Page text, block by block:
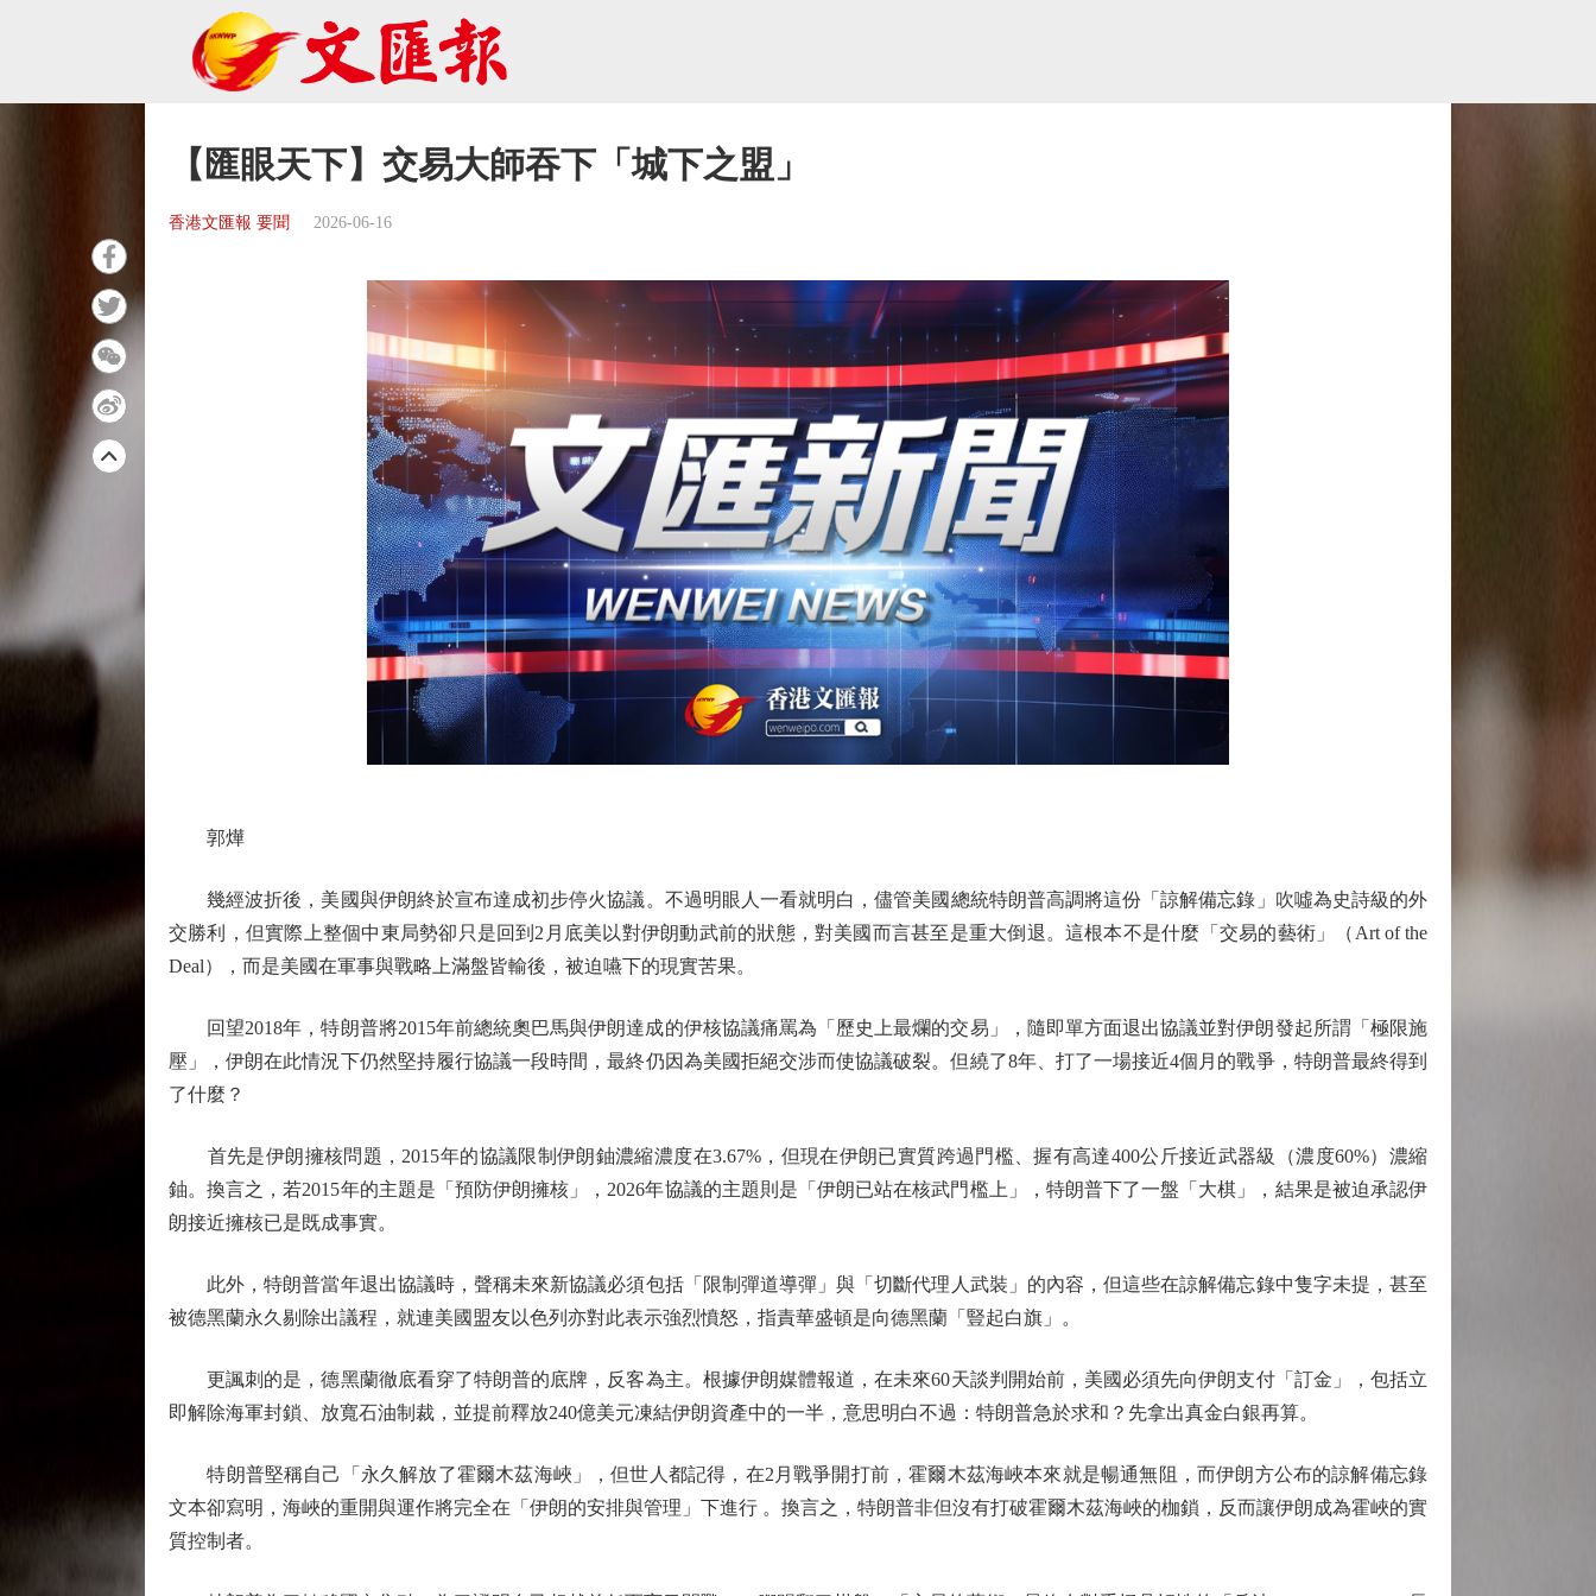
【匯眼天下】交易大師吞下「城下之盟」
香港文匯報 要聞 2026-06-16
郭燁
幾經波折後，美國與伊朗終於宣布達成初步停火協議。不過明眼人一看就明白，儘管美國總統特朗普高調將這份「諒解備忘錄」吹噓為史詩級的外
交勝利，但實際上整個中東局勢卻只是回到2月底美以對伊朗動武前的狀態，對美國而言甚至是重大倒退。這根本不是什麼「交易的藝術」（Art of the
Deal），而是美國在軍事與戰略上滿盤皆輸後，被迫嚥下的現實苦果。
回望2018年，特朗普將2015年前總統奧巴馬與伊朗達成的伊核協議痛罵為「歷史上最爛的交易」，隨即單方面退出協議並對伊朗發起所謂「極限施
壓」，伊朗在此情況下仍然堅持履行協議一段時間，最終仍因為美國拒絕交涉而使協議破裂。但繞了8年、打了一場接近4個月的戰爭，特朗普最終得到
了什麼？
首先是伊朗擁核問題，2015年的協議限制伊朗鈾濃縮濃度在3.67%，但現在伊朗已實質跨過門檻、握有高達400公斤接近武器級（濃度60%）濃縮
鈾。換言之，若2015年的主題是「預防伊朗擁核」，2026年協議的主題則是「伊朗已站在核武門檻上」，特朗普下了一盤「大棋」，結果是被迫承認伊
朗接近擁核已是既成事實。
此外，特朗普當年退出協議時，聲稱未來新協議必須包括「限制彈道導彈」與「切斷代理人武裝」的內容，但這些在諒解備忘錄中隻字未提，甚至
被德黑蘭永久剔除出議程，就連美國盟友以色列亦對此表示強烈憤怒，指責華盛頓是向德黑蘭「豎起白旗」。
更諷刺的是，德黑蘭徹底看穿了特朗普的底牌，反客為主。根據伊朗媒體報道，在未來60天談判開始前，美國必須先向伊朗支付「訂金」，包括立
即解除海軍封鎖、放寬石油制裁，並提前釋放240億美元凍結伊朗資產中的一半，意思明白不過：特朗普急於求和？先拿出真金白銀再算。
特朗普堅稱自己「永久解放了霍爾木茲海峽」，但世人都記得，在2月戰爭開打前，霍爾木茲海峽本來就是暢通無阻，而伊朗方公布的諒解備忘錄
文本卻寫明，海峽的重開與運作將完全在「伊朗的安排與管理」下進行 。換言之，特朗普非但沒有打破霍爾木茲海峽的枷鎖，反而讓伊朗成為霍峽的實
質控制者。